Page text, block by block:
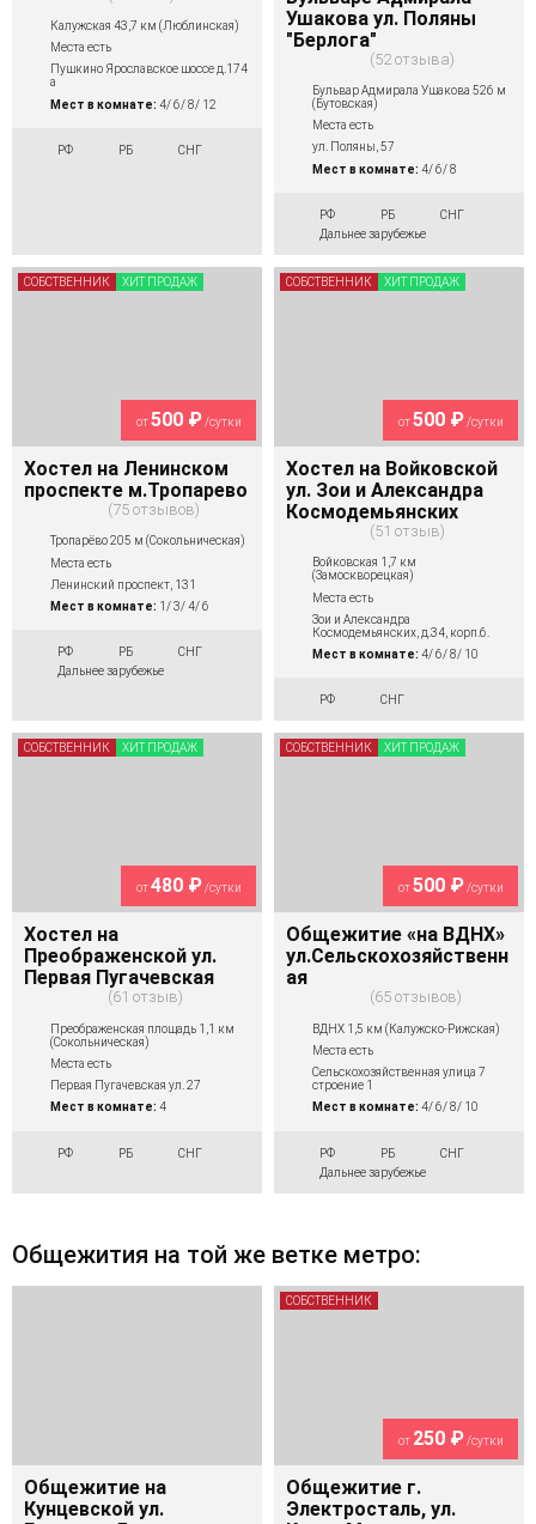
Калужская 43,7 км (Люблинская)
Места есть
Пушкино Ярославское шоссе д.174
а
Мест в комнате: 4/ 6/ 8/ 12
РФ РБ СНГ
Ушакова ул. Поляны
"Берлога"
52 отзыва
Бульвар Адмирала Ушакова 526 м
(Бутовская)
Места есть
ул. Поляны, 57
Мест в комнате: 4/ 6/ 8
РФ РБ
СНГ
Дальнее зарубежье
от500 ₽/сутки
Хостел на Ленинском
проспекте м.Тропарево
75 отзывов
Тропарёво 205 м (Сокольническая)
Места есть
Ленинский проспект, 131
Мест в комнате: 1/ 3/ 4/ 6
РФ РБ
СНГ
Дальнее зарубежье
СОБСТВЕННИК ХИТ ПРОДАЖ
от500 ₽/сутки
Хостел на Войковской
ул. Зои и Александра
Космодемьянских
51 отзыв
Войковская 1,7 км
(Замоскворецкая)
Места есть
Зои и Александра
Космодемьянских, д.34, корп.6.
Мест в комнате: 4/ 6/ 8/ 10
РФ СНГ
СОБСТВЕННИК ХИТ ПРОДАЖ
от480 ₽/сутки
Хостел на
Преображенской ул.
Первая Пугачевская
61 отзыв
Преображенская площадь 1,1 км
(Сокольническая)
Места есть
Первая Пугачевская ул. 27
Мест в комнате: 4
РФ РБ СНГ
СОБСТВЕННИК ХИТ ПРОДАЖ
от500 ₽/сутки
Общежитие «на ВДНХ»
ул.Сельскохозяйственн
ая
65 отзывов
ВДНХ 1,5 км (Калужско-Рижская)
Места есть
Сельскохозяйственная улица 7
строение 1
Мест в комнате: 4/ 6/ 8/ 10
РФ РБ
СНГ
Дальнее зарубежье
СОБСТВЕННИК ХИТ ПРОДАЖ
Общежития на той же ветке метро:
Общежитие на
Кунцевской ул.
от 250 ₽/сутки
Общежитие г.
Электросталь, ул.
СОБСТВЕННИК